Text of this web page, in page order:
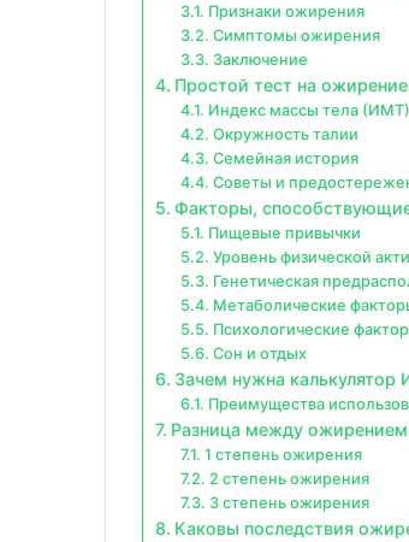
Признаки ожирения
Симптомы ожирения
Заключение
Простой тест на
Индекс массы тела (ИМТ)
Окружность талии
Семейная история
Советы и
Факторы,
Пищевые привычки
Уровень физической
Генетическая
Метаболические
Психологические
Сон и отдых
Зачем нужна калькулятор
Преимущества
Разница между ожирением
1 степень ожирения
2 степень ожирения
3 степень ожирения
Каковы последствия